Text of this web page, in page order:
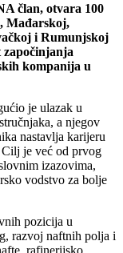
član, otvara 100
Mađarskoj,
i Rumunjskoj
započinjanja
kompanija u
je ulazak u
a njegov
nastavlja karijeru
Cilj je već od prvog
izazovima,
vodstvo za bolje
pozicija u
razvoj naftnih polja i
rafinerijsko